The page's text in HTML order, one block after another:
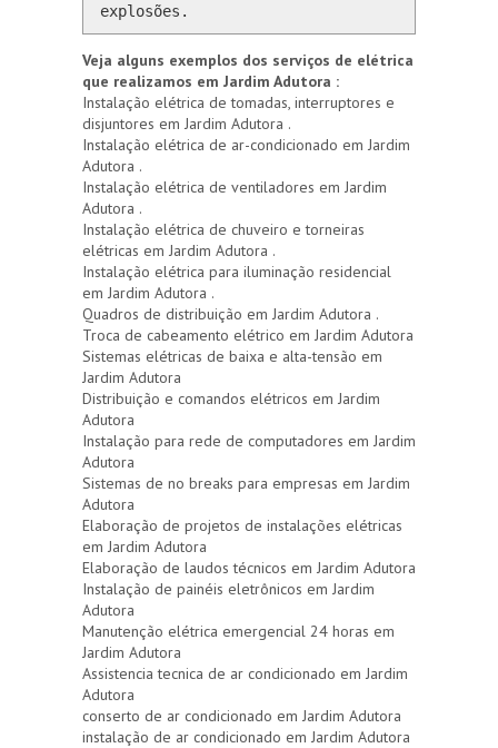
explosões.
Veja alguns exemplos dos serviços de elétrica
que realizamos em Jardim Adutora :
Instalação elétrica de tomadas, interruptores e
disjuntores em Jardim Adutora .
Instalação elétrica de ar-condicionado em Jardim
Adutora .
Instalação elétrica de ventiladores em Jardim
Adutora .
Instalação elétrica de chuveiro e torneiras
elétricas em Jardim Adutora .
Instalação elétrica para iluminação residencial
em Jardim Adutora .
Quadros de distribuição em Jardim Adutora .
Troca de cabeamento elétrico em Jardim Adutora
Sistemas elétricas de baixa e alta-tensão em
Jardim Adutora
Distribuição e comandos elétricos em Jardim
Adutora
Instalação para rede de computadores em Jardim
Adutora
Sistemas de no breaks para empresas em Jardim
Adutora
Elaboração de projetos de instalações elétricas
em Jardim Adutora
Elaboração de laudos técnicos em Jardim Adutora
Instalação de painéis eletrônicos em Jardim
Adutora
Manutenção elétrica emergencial 24 horas em
Jardim Adutora
Assistencia tecnica de ar condicionado em Jardim
Adutora
conserto de ar condicionado em Jardim Adutora
instalação de ar condicionado em Jardim Adutora